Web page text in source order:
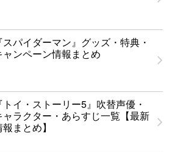
スパイダーマン』グッズ・特典・
ャンペーン情報まとめ
トイ・ストーリー5』吹替声優・
ャラクター・あらすじ一覧【最新
まとめ】